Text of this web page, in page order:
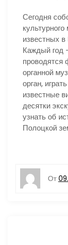
Сегодня
известных
Каждый год
проводятся
органной
орган,
известные
десятки
узнать об
Полоцкой
От